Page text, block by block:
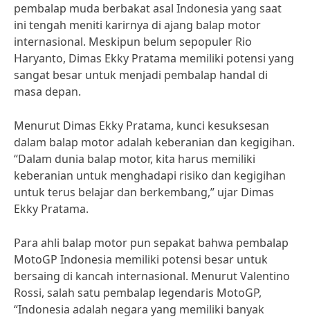
pembalap muda berbakat asal Indonesia yang saat
ini tengah meniti karirnya di ajang balap motor
internasional. Meskipun belum sepopuler Rio
Haryanto, Dimas Ekky Pratama memiliki potensi yang
sangat besar untuk menjadi pembalap handal di
masa depan.
Menurut Dimas Ekky Pratama, kunci kesuksesan
dalam balap motor adalah keberanian dan kegigihan.
“Dalam dunia balap motor, kita harus memiliki
keberanian untuk menghadapi risiko dan kegigihan
untuk terus belajar dan berkembang,” ujar Dimas
Ekky Pratama.
Para ahli balap motor pun sepakat bahwa pembalap
MotoGP Indonesia memiliki potensi besar untuk
bersaing di kancah internasional. Menurut Valentino
Rossi, salah satu pembalap legendaris MotoGP,
“Indonesia adalah negara yang memiliki banyak